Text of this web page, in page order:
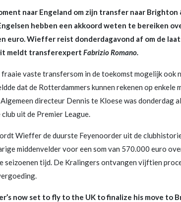
naar Engeland om zijn transfer naar Brighton
hebben een akkoord weten te bereiken
euro. Wieffer reist donderdagavond af om de
meldt transferexpert Fabrizio Romano.
vaste transfersom in de toekomst mogelijk ook
dat de Rotterdammers kunnen rekenen op enkele
directeur Dennis te Kloese was donderdag
uit de Premier League.
Wieffer de duurste Feyenoorder uit de
middenvelder voor een som van 570.000 euro
seizoenen tijd. De Kralingers ontvangen vijftien
now set to fly to the UK to finalize his move to